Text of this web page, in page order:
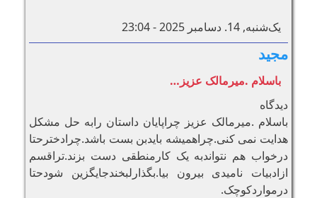
یک‌شنبه, 14. دسامبر 2025 - 23:04
مجید
باسلام .میرمالک عزیز…
دیدگاه
باسلام .میرمالک عزیز چراپایان داستان رابه حل مشکل
هدایت نمی کنی.چراهمیشه بایدبن بست باشد.چرادخترحتا
درخواب هم نتواندبه یک کارمنطقی دست بزند.تراقسم
ازادبیات نامیدی بیرون بیا.بگذارلبخندجایگزین شودحتا
درمواردکوچک.